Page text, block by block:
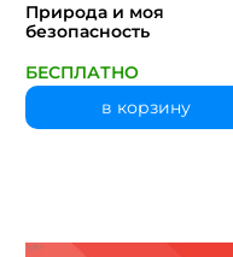
Природа и моя
безопасность
БЕСПЛАТНО
в корзину